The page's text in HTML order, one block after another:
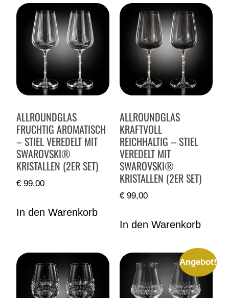
ALLROUNDGLAS
FRUCHTIG AROMATISCH
– STIEL VEREDELT MIT
SWAROVSKI®
KRISTALLEN (2ER SET)
€ 99,00
In den Warenkorb
ALLROUNDGLAS
KRAFTVOLL
REICHHALTIG – STIEL
VEREDELT MIT
SWAROVSKI®
KRISTALLEN (2ER SET)
€ 99,00
In den Warenkorb
Angebot!